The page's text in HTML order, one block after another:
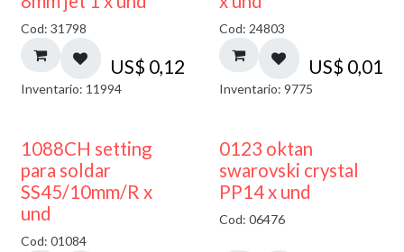
Cod: 31798
US$ 0,12
Inventario: 11994
Cod: 24803
US$ 0,01
Inventario: 9775
1088CH setting
para soldar
SS45/10mm/R x
und
Cod: 01084
0123 oktan
swarovski crystal
PP14 x und
Cod: 06476